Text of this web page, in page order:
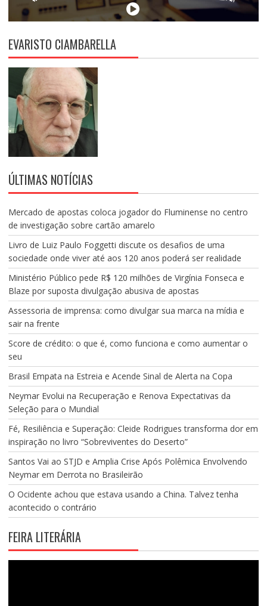
EVARISTO CIAMBARELLA
ÚLTIMAS NOTÍCIAS
Mercado de apostas coloca jogador do Fluminense no centro
de investigação sobre cartão amarelo
Livro de Luiz Paulo Foggetti discute os desafios de uma
sociedade onde viver até aos 120 anos poderá ser realidade
Ministério Público pede R$ 120 milhões de Virgínia Fonseca e
Blaze por suposta divulgação abusiva de apostas
Assessoria de imprensa: como divulgar sua marca na mídia e
sair na frente
Score de crédito: o que é, como funciona e como aumentar o
seu
Brasil Empata na Estreia e Acende Sinal de Alerta na Copa
Neymar Evolui na Recuperação e Renova Expectativas da
Seleção para o Mundial
Fé, Resiliência e Superação: Cleide Rodrigues transforma dor em
inspiração no livro “Sobreviventes do Deserto”
Santos Vai ao STJD e Amplia Crise Após Polêmica Envolvendo
Neymar em Derrota no Brasileirão
O Ocidente achou que estava usando a China. Talvez tenha
acontecido o contrário
FEIRA LITERÁRIA